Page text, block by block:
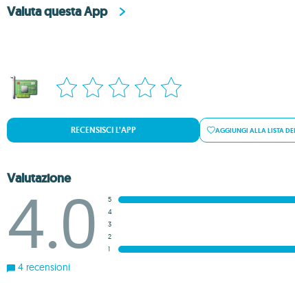
Valuta questa App
RECENSISCI L’APP AGGIUNGI ALLA LISTA
Valutazione
4.0
5
4
3
2
1
4 recensioni